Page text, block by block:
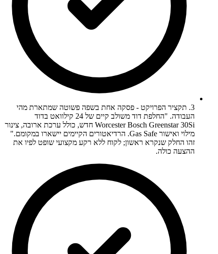
3. תקציר הפרויקט - פסקה אחת בשפה פשוטה שמתארת מהי
העבודה. "החלפת דוד משולב קיים של 24 קילוואט בדוד
Worcester Bosch Greenstar 30Si חדש, כולל ערכת ארובה, צינור
מילוי ואישור Gas Safe. הרדיאטורים הקיימים יישארו במקומם."
זהו החלק שנקרא ראשון; לקוח ללא רקע מקצועי שופט לפיו את
ההצעה כולה.